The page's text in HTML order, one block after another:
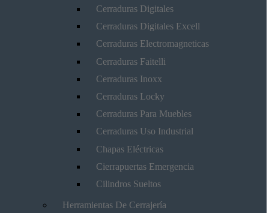
Cerraduras Digitales
Cerraduras Digitales Excell
Cerraduras Electromagneticas
Cerraduras Faitelli
Cerraduras Inoxx
Cerraduras Locky
Cerraduras Para Muebles
Cerraduras Uso Industrial
Chapas Eléctricas
Cierrapuertas Emergencia
Cilindros Sueltos
Herramientas De Cerrajería